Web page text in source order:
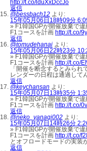
http://t.co/lduXxDccJo
返信
@bessbach12 より:
15年05月06日18時09分
» F1韓国GPが開催放棄で
F1コースを計画 http://t.co/
返信
@tomudehanai より:
15年05月06日22時23分
» F1韓国GPが開催放棄で
F1コースを計画 http://t.co/
「開催を断念するとみら
レンダーの日程は通過して
返信
@keychansan より:
15年05月07日13時35分
» F1韓国GPが開催放棄で
F1コースを計画 http://t.co/
返信
@neko_yanagi002 より:
15年05月07日14時26分
» F1韓国GPが開催放棄で
F1コースを計画 http://t.co/
とオフロードモードの実装
返信